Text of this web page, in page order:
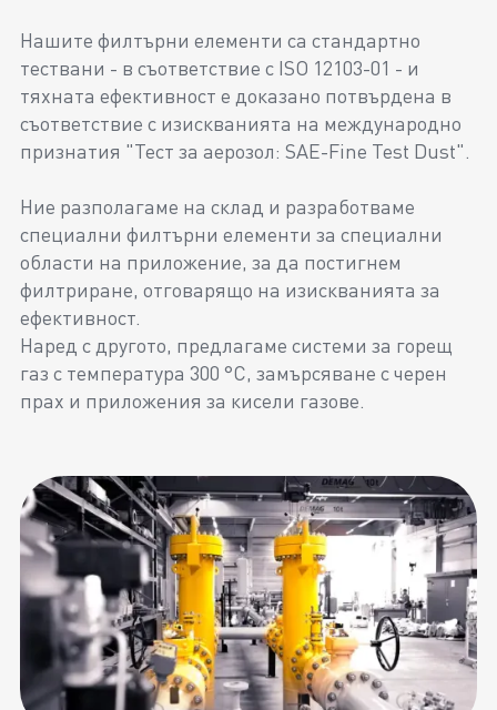
Нашите филтърни елементи са стандартно
тествани - в съответствие с ISO 12103-01 - и
тяхната ефективност е доказано потвърдена в
съответствие с изискванията на международно
признатия "Тест за аерозол: SAE-Fine Test Dust".
Ние разполагаме на склад и разработваме
специални филтърни елементи за специални
области на приложение, за да постигнем
филтриране, отговарящо на изискванията за
ефективност.
Наред с другото, предлагаме системи за горещ
газ с температура 300 °C, замърсяване с черен
прах и приложения за кисели газове.